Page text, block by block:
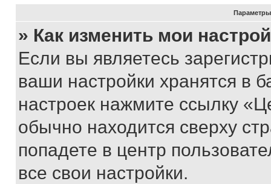
Параметры
» Как изменить мои
Если вы являетесь
ваши настройки хранятся в
настроек нажмите ссылку
обычно находится сверху
попадете в центр
все свои настройки.